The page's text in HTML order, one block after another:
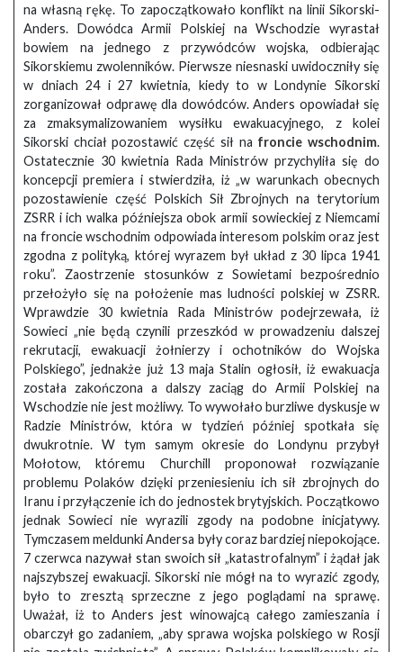
na własną rękę. To zapoczątkowało konflikt na linii Sikorski-
Anders. Dowódca Armii Polskiej na Wschodzie wyrastał
bowiem na jednego z przywódców wojska, odbierając
Sikorskiemu zwolenników. Pierwsze niesnaski uwidoczniły się
w dniach 24 i 27 kwietnia, kiedy to w Londynie Sikorski
zorganizował odprawę dla dowódców. Anders opowiadał się
za zmaksymalizowaniem wysiłku ewakuacyjnego, z kolei
Sikorski chciał pozostawić część sił na froncie wschodnim.
Ostatecznie 30 kwietnia Rada Ministrów przychyliła się do
koncepcji premiera i stwierdziła, iż „w warunkach obecnych
pozostawienie część Polskich Sił Zbrojnych na terytorium
ZSRR i ich walka późniejsza obok armii sowieckiej z Niemcami
na froncie wschodnim odpowiada interesom polskim oraz jest
zgodna z polityką, której wyrazem był układ z 30 lipca 1941
roku”. Zaostrzenie stosunków z Sowietami bezpośrednio
przełożyło się na położenie mas ludności polskiej w ZSRR.
Wprawdzie 30 kwietnia Rada Ministrów podejrzewała, iż
Sowieci „nie będą czynili przeszkód w prowadzeniu dalszej
rekrutacji, ewakuacji żołnierzy i ochotników do Wojska
Polskiego”, jednakże już 13 maja Stalin ogłosił, iż ewakuacja
została zakończona a dalszy zaciąg do Armii Polskiej na
Wschodzie nie jest możliwy. To wywołało burzliwe dyskusje w
Radzie Ministrów, która w tydzień później spotkała się
dwukrotnie. W tym samym okresie do Londynu przybył
Mołotow, któremu Churchill proponował rozwiązanie
problemu Polaków dzięki przeniesieniu ich sił zbrojnych do
Iranu i przyłączenie ich do jednostek brytyjskich. Początkowo
jednak Sowieci nie wyrazili zgody na podobne inicjatywy.
Tymczasem meldunki Andersa były coraz bardziej niepokojące.
7 czerwca nazywał stan swoich sił „katastrofalnym” i żądał jak
najszybszej ewakuacji. Sikorski nie mógł na to wyrazić zgody,
było to zresztą sprzeczne z jego poglądami na sprawę.
Uważał, iż to Anders jest winowajcą całego zamieszania i
obarczył go zadaniem, „aby sprawa wojska polskiego w Rosji